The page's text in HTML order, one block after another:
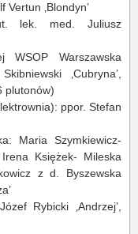
‚Blondyn’
lek. med. Juliusz
WSOP Warszawska
‚Cubryna’,
plutonów)
ppor. Stefan
Maria Szymkiewicz-
Księżek- Mileska
z d. Byszewska
Rybicki ‚Andrzej’,